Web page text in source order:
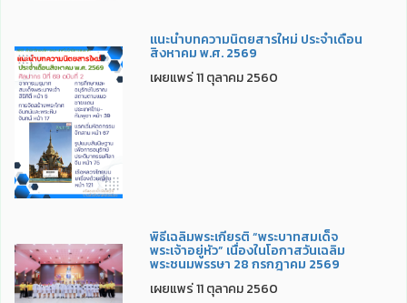
แนะนำบทความนิตยสารใหม่ ประจำเดือน
สิงหาคม พ.ศ. 2569
เผยแพร่ 11 ตุลาคม 2560
พิธีเฉลิมพระเกียรติ “พระบาทสมเด็จ
พระเจ้าอยู่หัว” เนื่องในโอกาสวันเฉลิม
พระชนมพรรษา 28 กรกฎาคม 2569
เผยแพร่ 11 ตุลาคม 2560